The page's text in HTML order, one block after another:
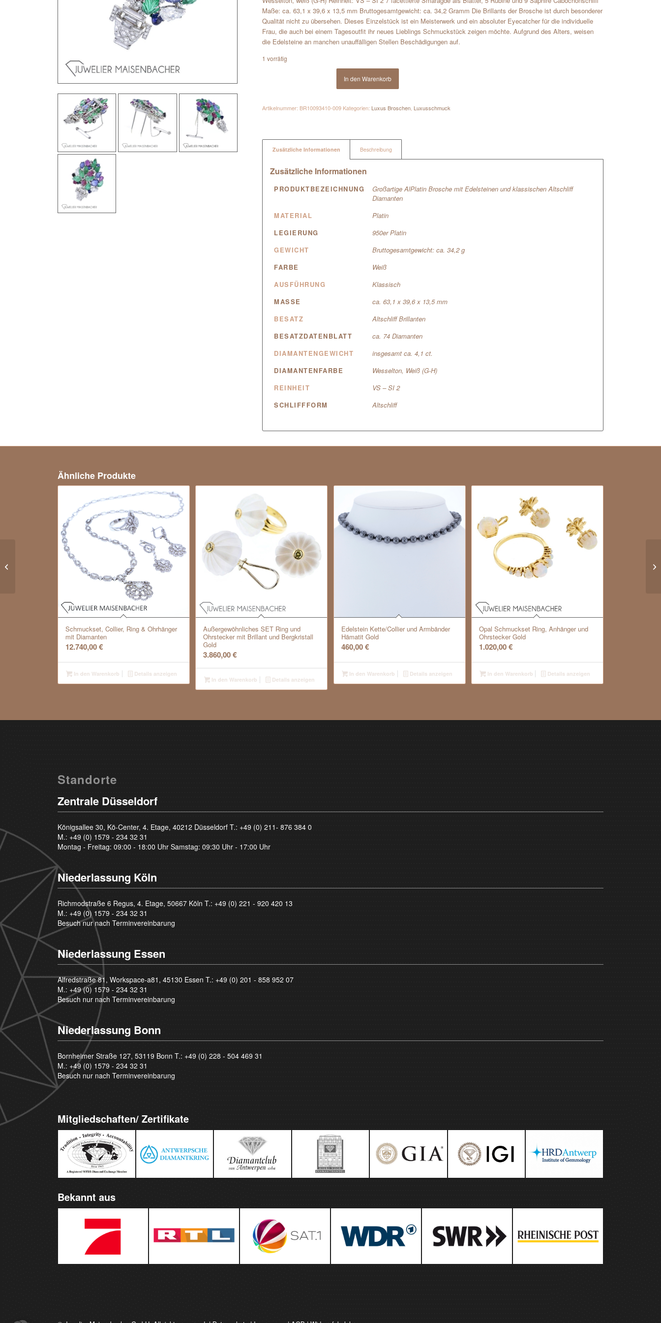
Maße: ca. 63,1 x 39,6 x 13,5 mm Bruttogesamtgewicht: ca. 34,2 Gramm Die Brillants der Brosche ist durch besonderer
Qualität nicht zu übersehen. Dieses Einzelstück ist ein Meisterwerk und ein absoluter Eyecatcher für die individuelle
Frau, die auch bei einem Tagesoutfit ihr neues Lieblings Schmuckstück zeigen möchte. Aufgrund des Alters, weisen
die Edelsteine an manchen unauffälligen Stellen Beschädigungen auf.
1 vorrätig
In den Warenkorb
Artikelnummer: BR10093410-009 Kategorien: Luxus Broschen, Luxusschmuck
Zusätzliche Informationen Beschreibung
Zusätzliche Informationen
PRODUKTBEZEICHNUNG
Großartige AlPlatin Brosche mit Edelsteinen und klassischen Altschliff
Diamanten
MATERIAL
Platin
LEGIERUNG
950er Platin
GEWICHT
Bruttogesamtgewicht: ca. 34,2 g
FARBE
Weiß
AUSFÜHRUNG
Klassisch
MASSE
ca. 63,1 x 39,6 x 13,5 mm
BESATZ
Altschliff Brillanten
BESATZDATENBLATT
ca. 74 Diamanten
DIAMANTENGEWICHT
insgesamt ca. 4,1 ct.
DIAMANTENFARBE
Wesselton, Weiß (G-H)
REINHEIT
VS – SI 2
SCHLIFFFORM
Altschliff
Ähnliche Produkte
Schmuckset, Collier, Ring & Ohrhänger
mit Diamanten
12.740,00€
In den Warenkorb Details anzeigen
Außergewöhnliches SET Ring und
Ohrstecker mit Brillant und Bergkristall
Gold
3.860,00€
In den Warenkorb Details anzeigen
Edelstein Kette/Collier und Armbänder
Hämatit Gold
460,00€
In den Warenkorb Details anzeigen
Opal Schmuckset Ring, Anhänger und
Ohrstecker Gold
1.020,00€
In den Warenkorb Details anzeigen
Standorte
Zentrale Düsseldorf
Königsallee 30, Kö-Center, 4. Etage, 40212 Düsseldorf T.: +49 (0) 211- 876 384 0
M.: +49 (0) 1579 - 234 32 31
Montag - Freitag: 09:00 - 18:00 Uhr Samstag: 09:30 Uhr - 17:00 Uhr
Niederlassung Köln
Richmodstraße 6 Regus, 4. Etage, 50667 Köln T.: +49 (0) 221 - 920 420 13
M.: +49 (0) 1579 - 234 32 31
Besuch nur nach Terminvereinbarung
Niederlassung Essen
Alfredstraße 81, Workspace-a81, 45130 Essen T.: +49 (0) 201 - 858 952 07
M.: +49 (0) 1579 - 234 32 31
Besuch nur nach Terminvereinbarung
Niederlassung Bonn
Bornheimer Straße 127, 53119 Bonn T.: +49 (0) 228 - 504 469 31
M.: +49 (0) 1579 - 234 32 31
Besuch nur nach Terminvereinbarung
Mitgliedschaften/ Zertifikate
Bekannt aus
Lapponia Brosche, Björn Weckström,